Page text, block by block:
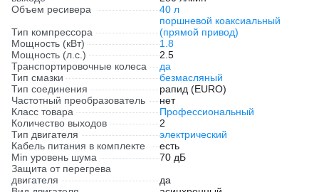
Объем ресивера
40 л
Тип компрессора
поршневой коаксиальный
(прямой привод)
Мощность (кВт)
1.8
Мощность (л.с.)
2.5
Транспортировочные колеса
да
Тип смазки
безмасляный
Тип соединения
рапид (EURO)
Частотный преобразователь
нет
Класс товара
Профессиональный
Количество выходов
2
Тип двигателя
электрический
Кабель питания в комплекте
есть
Min уровень шума
70 дБ
Защита от перегрева
двигателя
да